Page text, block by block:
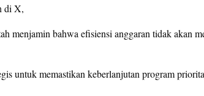
di X,
menjamin bahwa efisiensi anggaran tidak akan
untuk memastikan keberlanjutan program